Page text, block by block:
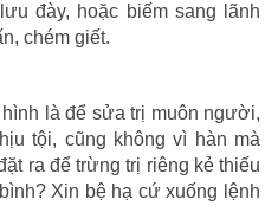
đày, hoặc biếm sang lãnh
chém giết.
là để sửa trị muôn người,
tội, cũng không vì hàn mà
ra để trừng trị riêng kẻ thiếu
Xin bệ hạ cứ xuống lệnh